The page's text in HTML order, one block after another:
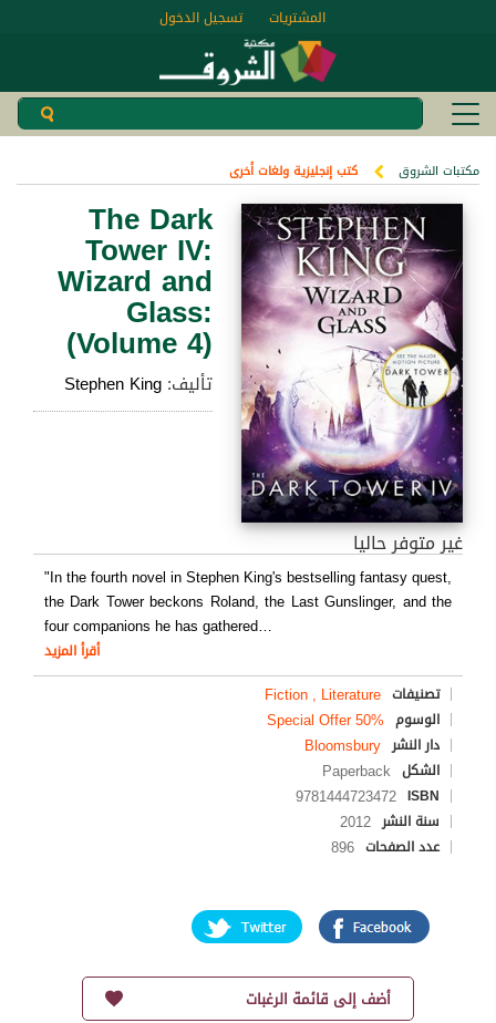
تسجيل الدخول المشتريات
مكتبات الشروق كتب إنجليزية ولغات أخرى
The Dark
Tower IV:
Wizard and
Glass:
(Volume 4)
تأليف:Stephen King
غير متوفر حاليا
"In the fourth novel in Stephen King's bestselling fantasy quest,
the Dark Tower beckons Roland, the Last Gunslinger, and the
four companions he has gathered…
أقرأ المزيد
تصنيفات Fiction , Literature
الوسوم Special Offer 50%
دار النشر Bloomsbury
الشكل Paperback
ISBN
9781444723472
سنة النشر 2012
عدد الصفحات 896
أضف إلى قائمة الرغبات